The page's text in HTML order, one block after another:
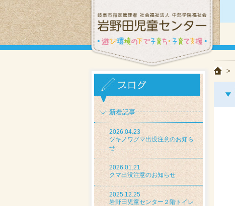
新着記事
2026.04.23
ツキノワグマ出没注意のお知ら
せ
2026.01.21
クマ出没注意のお知らせ
2025.12.25
岩野田児童センター２階トイレ
>